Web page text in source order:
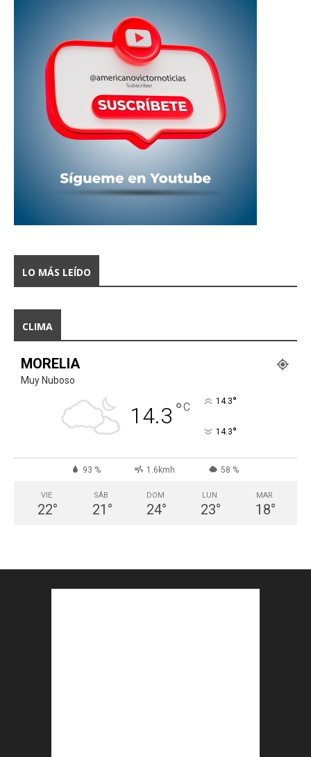
LO MÁS LEÍDO
CLIMA
MORELIA
Muy Nuboso
14.3 °C 14.3°
14.3°
93 % 1.6kmh 58 %
VIE
22°
SÁB
21 °
DOM
24°
LUN
23°
MAR
18°